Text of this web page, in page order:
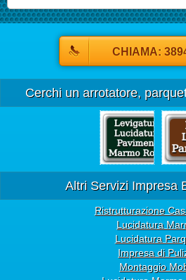
CHIAMA:
Cerchi un arrotatore,
Altri Servizi Impresa
Ristrutturazione
Lucidatura
Lucidatura
Impresa di
Montaggio